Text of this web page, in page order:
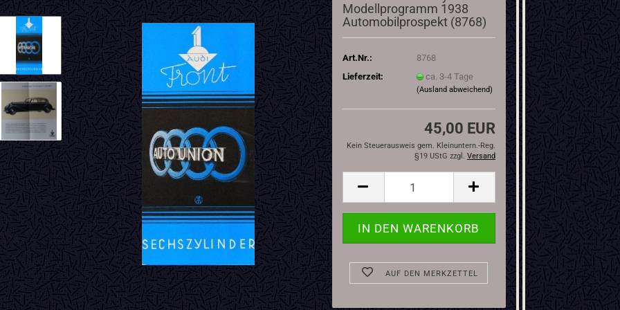
Modellprogramm 1938
Automobilprospekt (8768)
Art.Nr.:
8768
Lieferzeit:
ca. 3-4 Tage
(Ausland abweichend)
45,00 EUR
Kein Steuerausweis gem. Kleinuntern.-Reg.
§19 UStG zzgl. Versand
AUF DEN MERKZETTEL